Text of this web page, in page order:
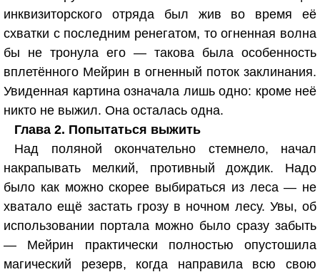
инквизиторского отряда был жив во время её
схватки с последним ренегатом, то огненная волна
бы не тронула его — такова была особенность
вплетённого Мейрин в огненный поток заклинания.
Увиденная картина означала лишь одно: кроме неё
никто не выжил. Она осталась одна.
Глава 2. Попытаться выжить
Над поляной окончательно стемнело, начал
накрапывать мелкий, противный дождик. Надо
было как можно скорее выбираться из леса — не
хватало ещё застать грозу в ночном лесу. Увы, об
использовании портала можно было сразу забыть
— Мейрин практически полностью опустошила
магический резерв, когда направила всю свою